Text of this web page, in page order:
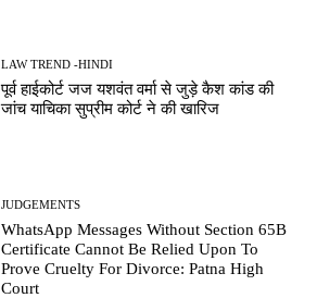
LAW TREND -HINDI
पूर्व हाईकोर्ट जज यशवंत वर्मा से जुड़े कैश कांड की
जांच याचिका सुप्रीम कोर्ट ने की खारिज
JUDGEMENTS
WhatsApp Messages Without Section 65B
Certificate Cannot Be Relied Upon To
Prove Cruelty For Divorce: Patna High
Court